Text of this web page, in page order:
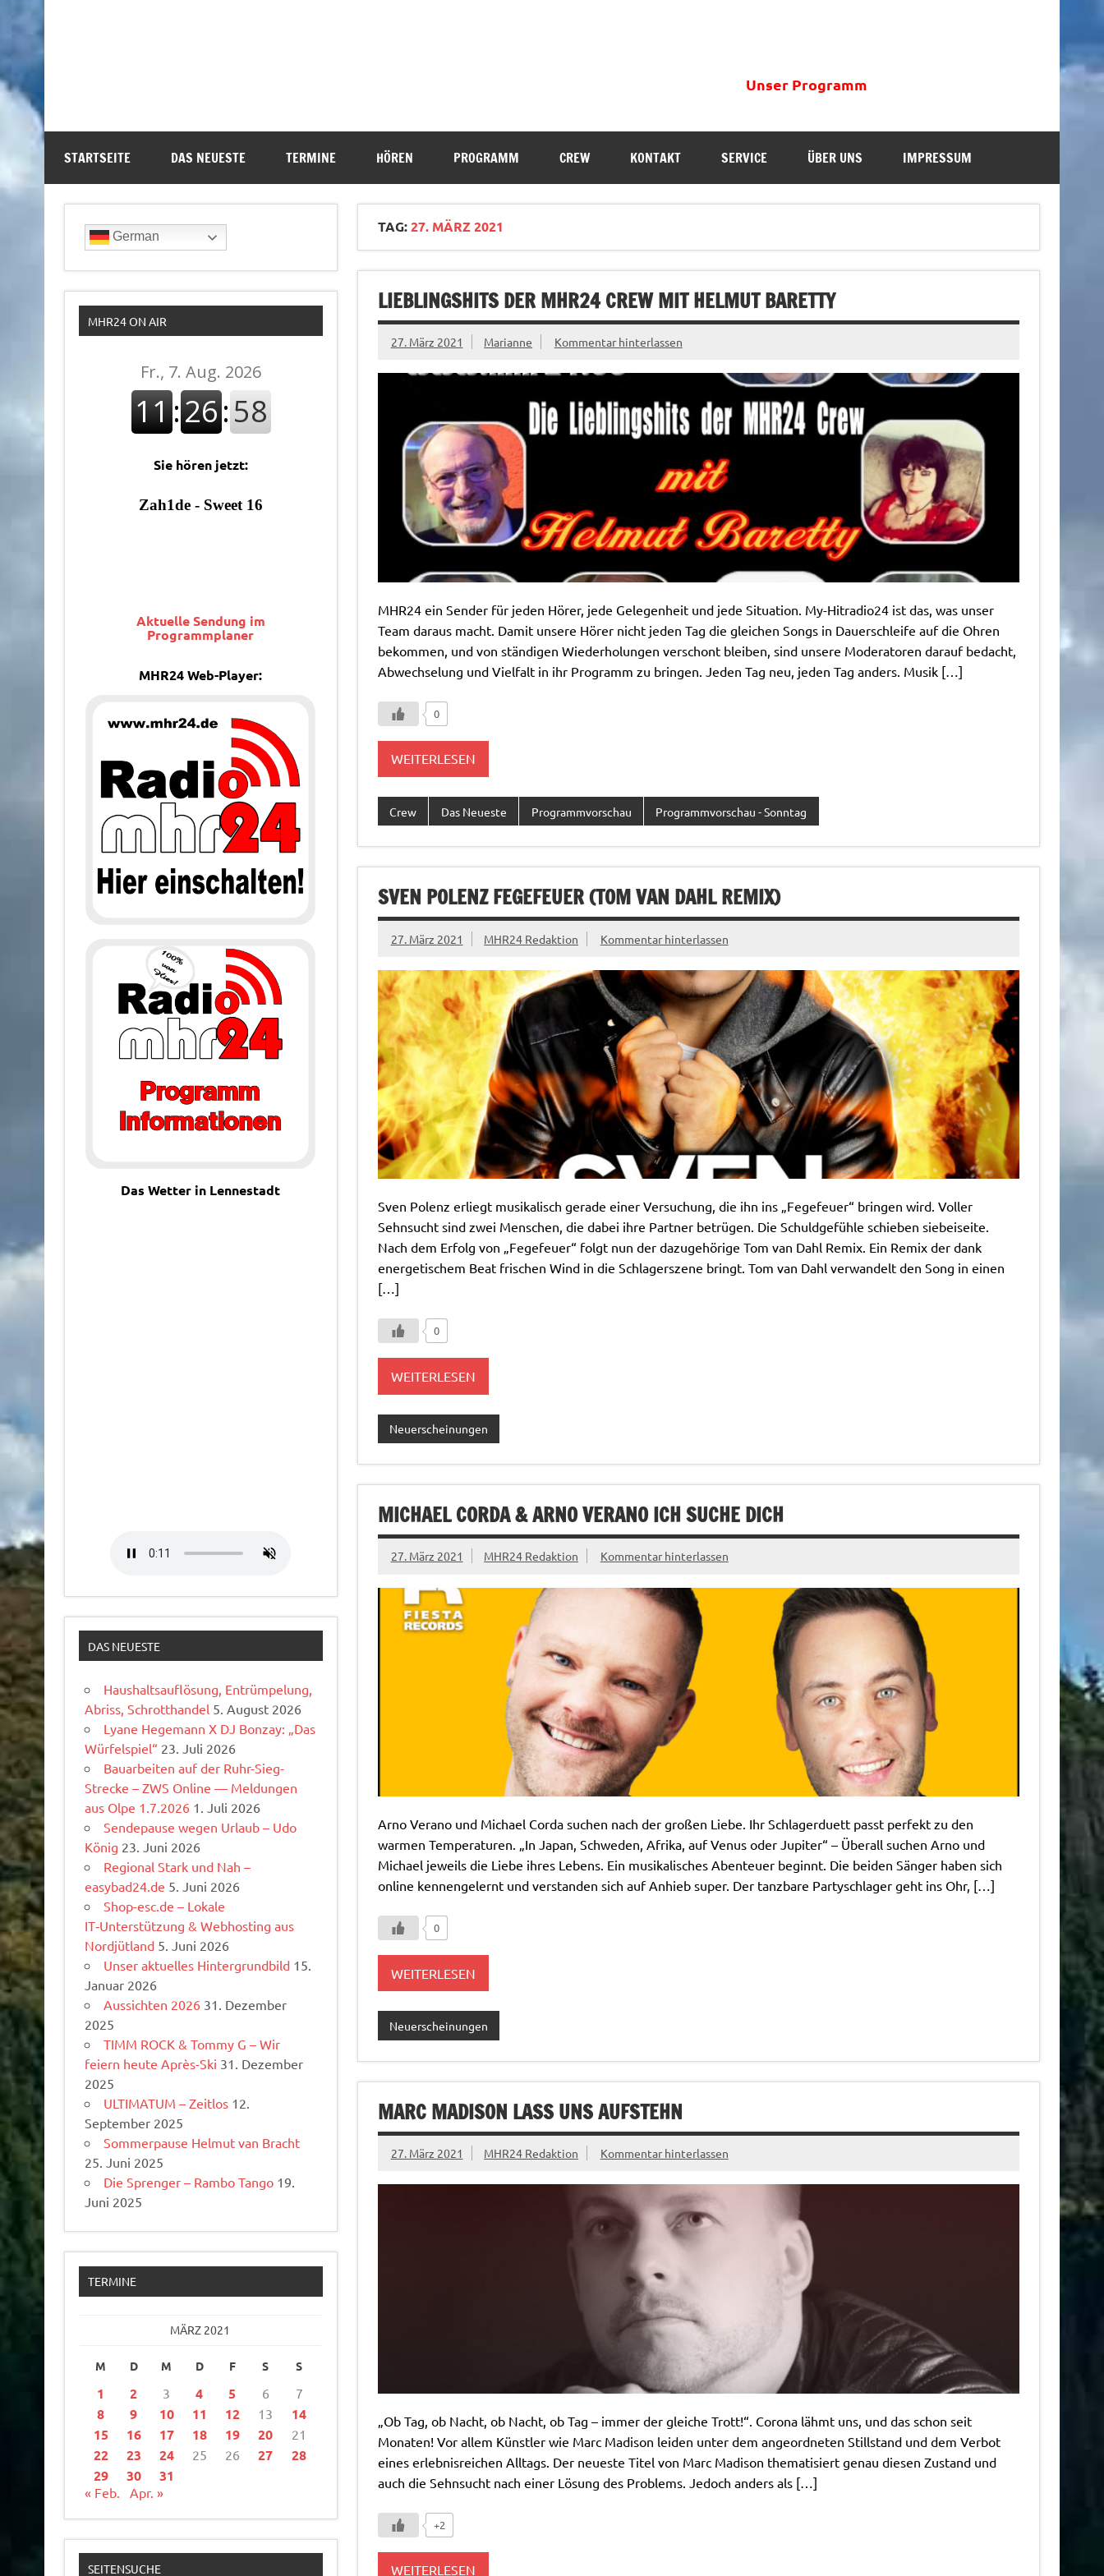
Unser Programm
STARTSEITE DAS NEUESTE TERMINE HÖREN PROGRAMM CREW KONTAKT SERVICE ÜBER UNS IMPRESSUM
TAG:27. MÄRZ 2021
LIEBLINGSHITS DER MHR24 CREW MIT HELMUT BARETTY
27. März 2021 Marianne Kommentar hinterlassen
MHR24 ein Sender für jeden Hörer, jede Gelegenheit und jede Situation. My-Hitradio24 ist das, was unser
Team daraus macht. Damit unsere Hörer nicht jeden Tag die gleichen Songs in Dauerschleife auf die Ohren
bekommen, und von ständigen Wiederholungen verschont bleiben, sind unsere Moderatoren darauf bedacht,
Abwechselung und Vielfalt in ihr Programm zu bringen. Jeden Tag neu, jeden Tag anders. Musik […]
0
WEITERLESEN
Crew Das Neueste Programmvorschau Programmvorschau - Sonntag
SVEN POLENZ FEGEFEUER (TOM VAN DAHL REMIX)
27. März 2021 MHR24 Redaktion Kommentar hinterlassen
Sven Polenz erliegt musikalisch gerade einer Versuchung, die ihn ins „Fegefeuer“ bringen wird. Voller
Sehnsucht sind zwei Menschen, die dabei ihre Partner betrügen. Die Schuldgefühle schieben siebeiseite.
Nach dem Erfolg von „Fegefeuer“ folgt nun der dazugehörige Tom van Dahl Remix. Ein Remix der dank
energetischem Beat frischen Wind in die Schlagerszene bringt. Tom van Dahl verwandelt den Song in einen
[…]
0
WEITERLESEN
Neuerscheinungen
MICHAEL CORDA & ARNO VERANO ICH SUCHE DICH
27. März 2021 MHR24 Redaktion Kommentar hinterlassen
Arno Verano und Michael Corda suchen nach der großen Liebe. Ihr Schlagerduett passt perfekt zu den
warmen Temperaturen. „In Japan, Schweden, Afrika, auf Venus oder Jupiter“ – Überall suchen Arno und
Michael jeweils die Liebe ihres Lebens. Ein musikalisches Abenteuer beginnt. Die beiden Sänger haben sich
online kennengelernt und verstanden sich auf Anhieb super. Der tanzbare Partyschlager geht ins Ohr, […]
0
WEITERLESEN
Neuerscheinungen
MARC MADISON LASS UNS AUFSTEHN
27. März 2021 MHR24 Redaktion Kommentar hinterlassen
„Ob Tag, ob Nacht, ob Nacht, ob Tag – immer der gleiche Trott!“. Corona lähmt uns, und das schon seit
Monaten! Vor allem Künstler wie Marc Madison leiden unter dem angeordneten Stillstand und dem Verbot
eines erlebnisreichen Alltags. Der neueste Titel von Marc Madison thematisiert genau diesen Zustand und
auch die Sehnsucht nach einer Lösung des Problems. Jedoch anders als […]
+2
WEITERLESEN
German
MHR24 ON AIR
Sie hören jetzt:
Aktuelle Sendung im
Programmplaner
MHR24 Web-Player:
Das Wetter in Lennestadt
DAS NEUESTE
Haushaltsauflösung, Entrümpelung,
Abriss, Schrotthandel 5. August 2026
Lyane Hegemann X DJ Bonzay: „Das
Würfelspiel“ 23. Juli 2026
Bauarbeiten auf der Ruhr-Sieg-
Strecke – ZWS Online — Meldungen
aus Olpe 1.7.2026 1. Juli 2026
Sendepause wegen Urlaub – Udo
König 23. Juni 2026
Regional Stark und Nah –
easybad24.de 5. Juni 2026
Shop-esc.de – Lokale
IT‑Unterstützung & Webhosting aus
Nordjütland 5. Juni 2026
Unser aktuelles Hintergrundbild 15.
Januar 2026
Aussichten 2026 31. Dezember
2025
TIMM ROCK & Tommy G – Wir
feiern heute Après-Ski 31. Dezember
2025
ULTIMATUM – Zeitlos 12.
September 2025
Sommerpause Helmut van Bracht
25. Juni 2025
Die Sprenger – Rambo Tango 19.
Juni 2025
TERMINE
MÄRZ 2021
M D M D F S S
1 2 3 4 5 6 7
8 9 10 11 12 13
14
15
16 17 18 19 20 21
22 23 24 25 26 27
28
29
30 31
« Feb. Apr. »
SEITENSUCHE